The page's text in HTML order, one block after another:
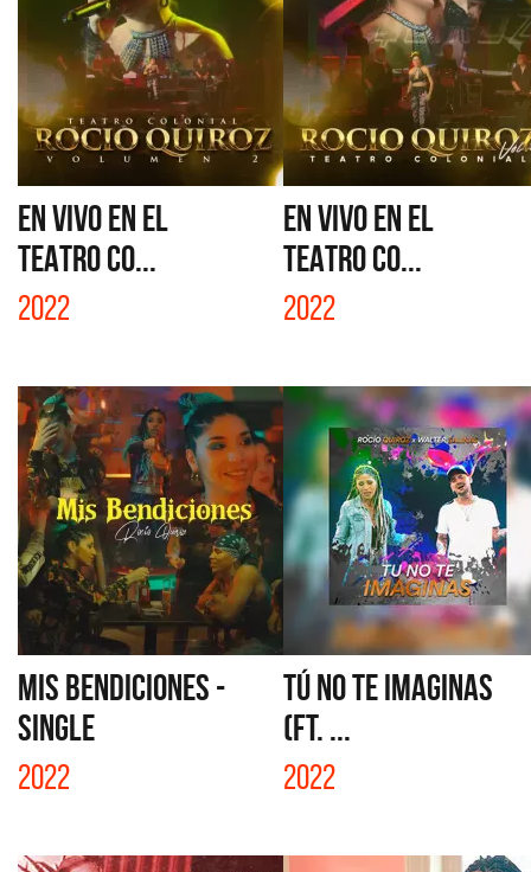
EN VIVO EN EL
TEATRO CO...
2022
EN VIVO EN EL
TEATRO CO...
2022
MIS BENDICIONES -
SINGLE
2022
TÚ NO TE IMAGINAS
(FT. ...
2022